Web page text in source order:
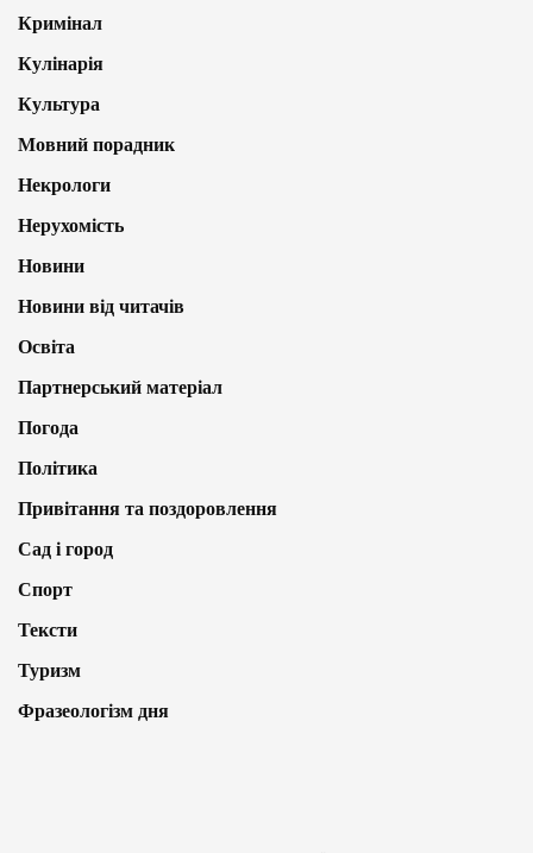
Кримінал
Кулінарія
Культура
Мовний порадник
Некрологи
Нерухомість
Новини
Новини від читачів
Освіта
Партнерський матеріал
Погода
Політика
Привітання та поздоровлення
Сад і город
Спорт
Тексти
Туризм
Фразеологізм дня